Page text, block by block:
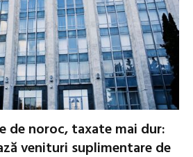
de noroc, taxate mai dur:
venituri suplimentare de